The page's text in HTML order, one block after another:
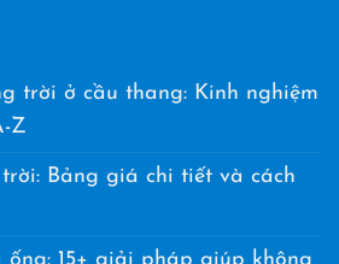
trời ở cầu thang: Kinh nghiệm
Z
Bảng giá chi tiết và cách
ống: 15+ giải pháp giúp không